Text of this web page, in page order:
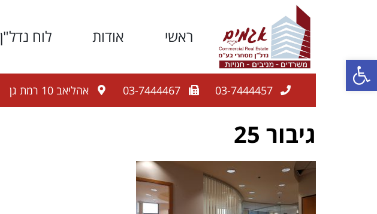
ראשי אודות לוח נדל"ן
03-7444457
03-7444467 אהליאב 10 רמת גן
גיבור 25
פתח סרגל נגישות